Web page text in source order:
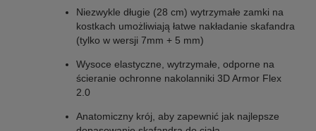
Niezwykle długie (28 cm) wytrzymałe zamki na
kostkach umożliwiają łatwe nakładanie skafandra
(tylko w wersji 7mm + 5 mm)
Wysoce elastyczne, wytrzymałe, odporne na
ścieranie ochronne nakolanniki 3D Armor Flex
2.0
Anatomiczny krój, aby zapewnić jak najlepsze